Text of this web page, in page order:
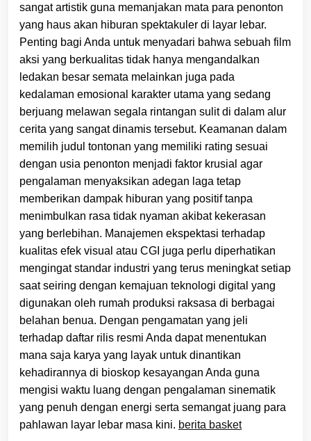
sangat artistik guna memanjakan mata para penonton
yang haus akan hiburan spektakuler di layar lebar.
Penting bagi Anda untuk menyadari bahwa sebuah film
aksi yang berkualitas tidak hanya mengandalkan
ledakan besar semata melainkan juga pada
kedalaman emosional karakter utama yang sedang
berjuang melawan segala rintangan sulit di dalam alur
cerita yang sangat dinamis tersebut. Keamanan dalam
memilih judul tontonan yang memiliki rating sesuai
dengan usia penonton menjadi faktor krusial agar
pengalaman menyaksikan adegan laga tetap
memberikan dampak hiburan yang positif tanpa
menimbulkan rasa tidak nyaman akibat kekerasan
yang berlebihan. Manajemen ekspektasi terhadap
kualitas efek visual atau CGI juga perlu diperhatikan
mengingat standar industri yang terus meningkat setiap
saat seiring dengan kemajuan teknologi digital yang
digunakan oleh rumah produksi raksasa di berbagai
belahan benua. Dengan pengamatan yang jeli
terhadap daftar rilis resmi Anda dapat menentukan
mana saja karya yang layak untuk dinantikan
kehadirannya di bioskop kesayangan Anda guna
mengisi waktu luang dengan pengalaman sinematik
yang penuh dengan energi serta semangat juang para
pahlawan layar lebar masa kini. berita basket